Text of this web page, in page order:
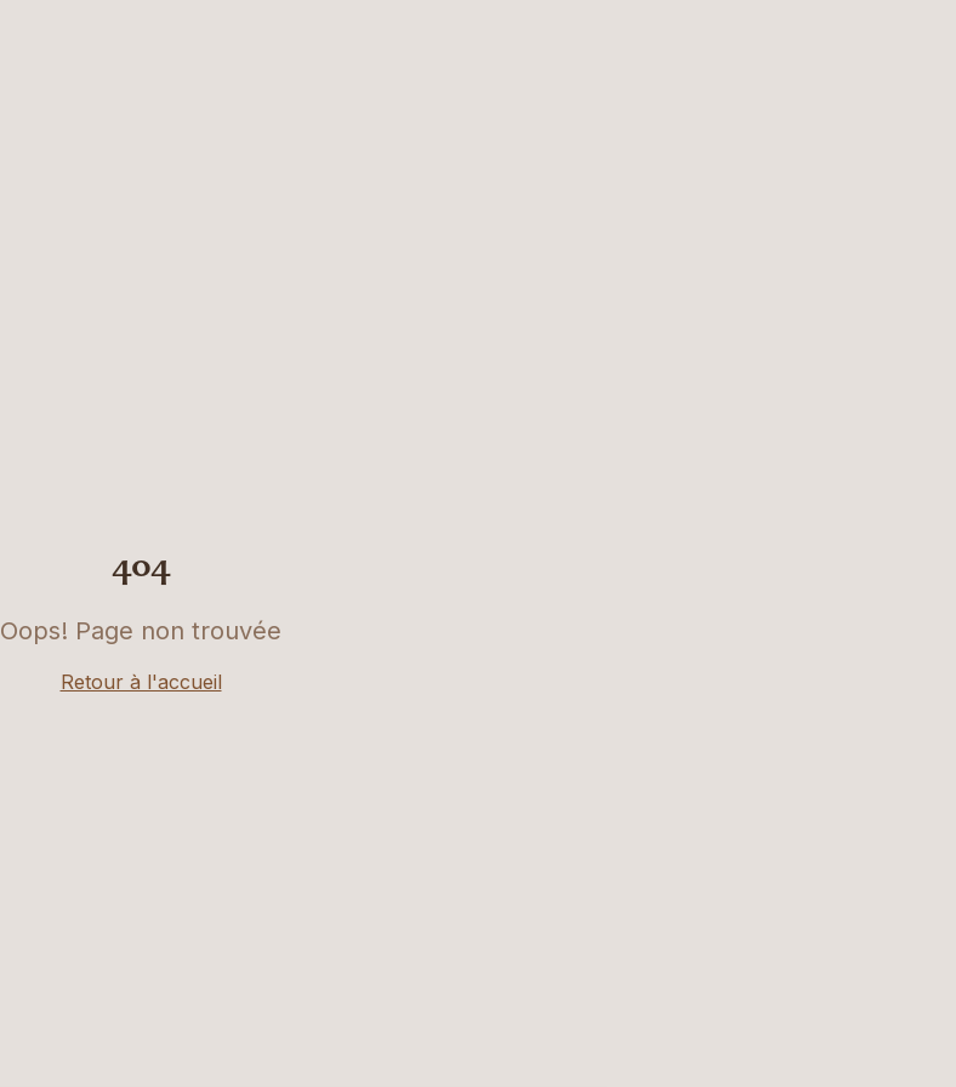
404
Oops! Page non trouvée
Retour à l'accueil